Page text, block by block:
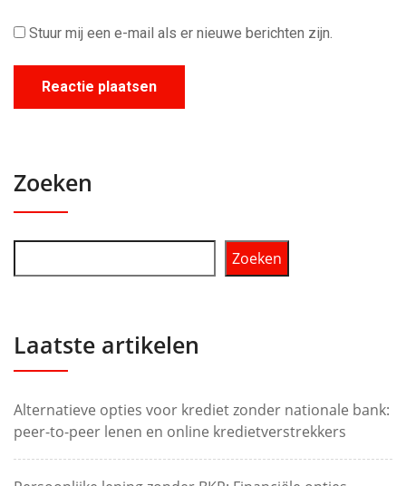
Stuur mij een e-mail als er nieuwe berichten zijn.
Zoeken
Zoeken
Laatste artikelen
Alternatieve opties voor krediet zonder nationale bank:
peer-to-peer lenen en online kredietverstrekkers